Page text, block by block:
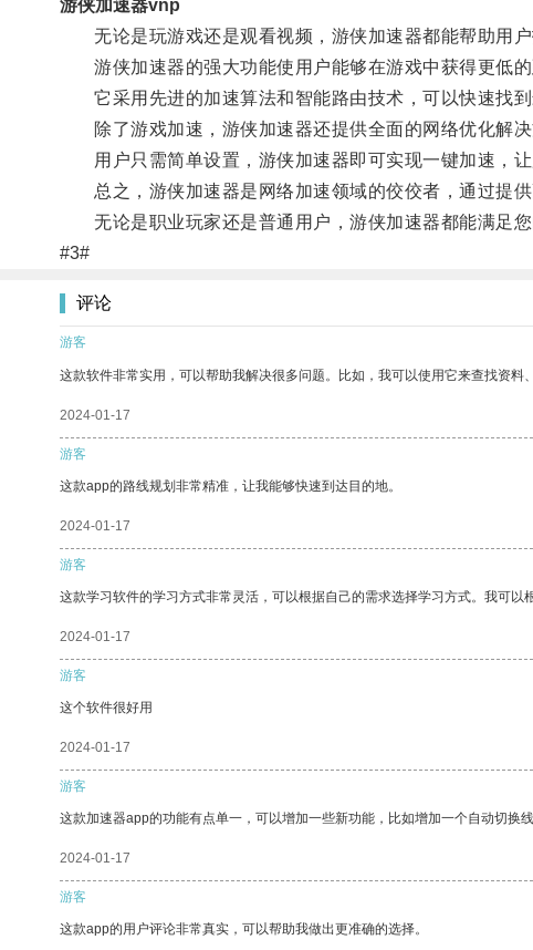
游侠加速器vnp
无论是玩游戏还是观看视频，游侠加速器都能帮助用户
游侠加速器的强大功能使用户能够在游戏中获得更低的
它采用先进的加速算法和智能路由技术，可以快速找到
除了游戏加速，游侠加速器还提供全面的网络优化解决
用户只需简单设置，游侠加速器即可实现一键加速，让
总之，游侠加速器是网络加速领域的佼佼者，通过提供
无论是职业玩家还是普通用户，游侠加速器都能满足您
#3#
评论
游客
这款软件非常实用，可以帮助我解决很多问题。比如，我可以使用它来查找资料
2024-01-17
游客
这款app的路线规划非常精准，让我能够快速到达目的地。
2024-01-17
游客
这款学习软件的学习方式非常灵活，可以根据自己的需求选择学习方式。我可以
2024-01-17
游客
这个软件很好用
2024-01-17
游客
这款加速器app的功能有点单一，可以增加一些新功能，比如增加一个自动切换线
2024-01-17
游客
这款app的用户评论非常真实，可以帮助我做出更准确的选择。